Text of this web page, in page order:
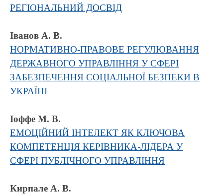
РЕГІОНАЛЬНИЙ ДОСВІД
Іванов А. В.
НОРМАТИВНО-ПРАВОВЕ РЕГУЛЮВАННЯ
ДЕРЖАВНОГО УПРАВЛІННЯ У СФЕРІ
ЗАБЕЗПЕЧЕННЯ СОЦІАЛЬНОЇ БЕЗПЕКИ В
УКРАЇНІ
Іоффе М. В.
ЕМОЦІЙНИЙ ІНТЕЛЕКТ ЯК КЛЮЧОВА
КОМПЕТЕНЦІЯ КЕРІВНИКА-ЛІДЕРА У
СФЕРІ ПУБЛІЧНОГО УПРАВЛІННЯ
Кирпале А. В.